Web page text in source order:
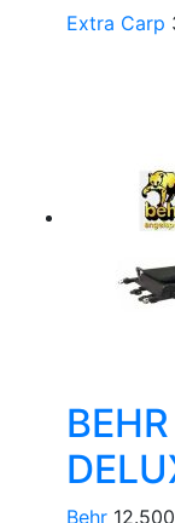
Extra Carp
Behr 12.500